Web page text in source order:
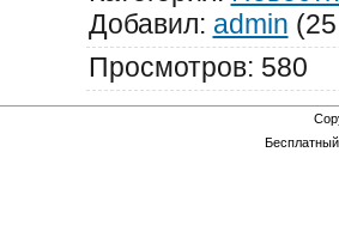
Добавил: admin
Просмотров: 580